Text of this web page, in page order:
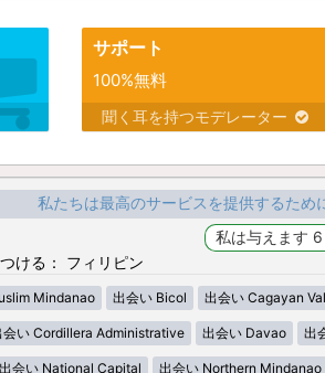
サポート
100%無料
聞く耳を持つモデレーター
私たちは最高のサービスを提供するため
ける： フィリピン
Mindanao 出会い Bicol 出会い Cagayan
会い Cordillera Administrative 出会い Davao 出
出会い National Capital 出会い Northern Mindanao